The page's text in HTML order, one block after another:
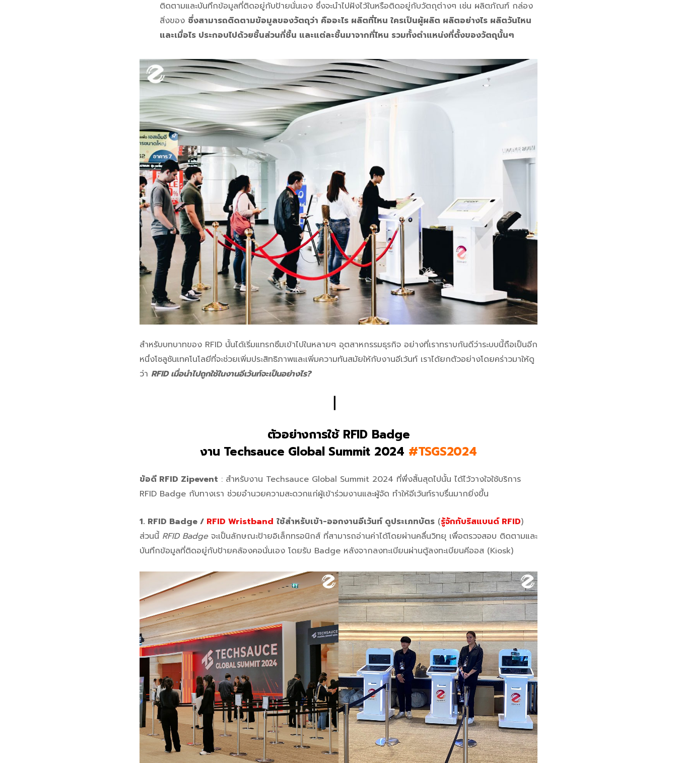
ติดตามและบันทึกข้อมูลที่ติดอยู่กับป้ายนั่นเอง ซึ่งจะนำไปฝังไว้ในหรือติดอยู่กับวัตถุต่างๆ เช่น ผลิตภัณฑ์ กล่อง
สิ่งของ ซึ่งสามารถติดตามข้อมูลของวัตถุว่า คืออะไร ผลิตที่ไหน ใครเป็นผู้ผลิต ผลิตอย่างไร ผลิตวันไหน
และเมื่อไร ประกอบไปด้วยชิ้นส่วนกี่ชิ้น และแต่ละชิ้นมาจากที่ไหน รวมทั้งตำแหน่งที่ตั้งของวัตถุนั้นๆ
สำหรับบทบาทของ RFID นั้นได้เริ่มแทรกซึมเข้าไปในหลายๆ อุตสาหกรรมธุรกิจ อย่างที่เราทราบกันดีว่าระบบนี้ถือเป็นอีก
หนึ่งโซลูชันเทคโนโลยีที่จะช่วยเพิ่มประสิทธิภาพและเพิ่มความทันสมัยให้กับงานอีเว้นท์ เราได้ยกตัวอย่างโดยคร่าวมาให้ดู
ว่า RFID เมื่อนำไปถูกใช้ในงานอีเว้นท์จะเป็นอย่างไร?
ตัวอย่างการใช้ RFID Badge
งาน Techsauce Global Summit 2024 #TSGS2024
ข้อดี RFID Zipevent : สำหรับงาน Techsauce Global Summit 2024 ที่พึ่งสิ้นสุดไปนั้น ได้ไว้วางใจใช้บริการ
RFID Badge กับทางเรา ช่วยอำนวยความสะดวกแก่ผู้เข้าร่วมงานและผู้จัด ทำให้อีเว้นท์ราบรื่นมากยิ่งขึ้น
1. RFID Badge / RFID Wristband ใช้สำหรับเข้า-ออกงานอีเว้นท์ ดูประเภทบัตร (รู้จักกับริสแบนด์ RFID)
ส่วนนี้ RFID Badge จะเป็นลักษณะป้ายอิเล็กทรอนิกส์ ที่สามารถอ่านค่าได้โดยผ่านคลื่นวิทยุ เพื่อตรวจสอบ ติดตามและ
บันทึกข้อมูลที่ติดอยู่กับป้ายคล้องคอนั่นเอง โดยรับ Badge หลังจากลงทะเบียนผ่านตู้ลงทะเบียนคีออส (Kiosk)